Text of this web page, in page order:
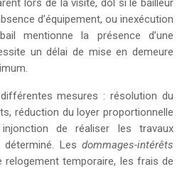
lors de la visite, dol si le bailleur
d’équipement, ou inexécution
mentionne la présence d’une
un délai de mise en demeure
mesures : résolution du
réduction du loyer proportionnelle
de réaliser les travaux
Les dommages-intérêts
temporaire, les frais de